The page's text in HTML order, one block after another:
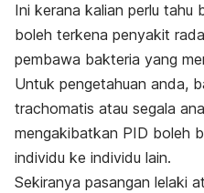
Ini kerana kalian perlu tahu
boleh terkena penyakit
pembawa bakteria yang
Untuk pengetahuan anda,
trachomatis atau segala
mengakibatkan PID boleh
individu ke individu lain.
Sekiranya pasangan lelaki